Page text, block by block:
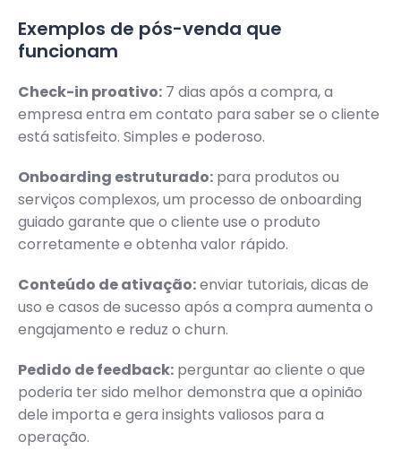
Exemplos de pós-venda que
funcionam
Check-in proativo: 7 dias após a compra, a
empresa entra em contato para saber se o cliente
está satisfeito. Simples e poderoso.
Onboarding estruturado: para produtos ou
serviços complexos, um processo de onboarding
guiado garante que o cliente use o produto
corretamente e obtenha valor rápido.
Conteúdo de ativação:enviar tutoriais, dicas de
uso e casos de sucesso após a compra aumenta o
engajamento e reduz o churn.
Pedido de feedback: perguntar ao cliente o que
poderia ter sido melhor demonstra que a opinião
dele importa e gera insights valiosos para a
operação.